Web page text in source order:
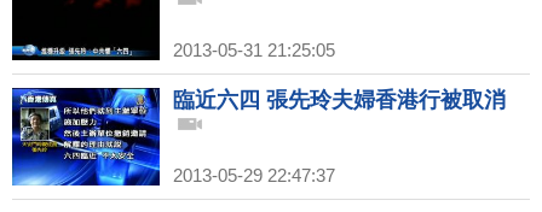
2013-05-31 21:25:05
臨近六四 張先玲夫婦香港行被取消
2013-05-29 22:47:37